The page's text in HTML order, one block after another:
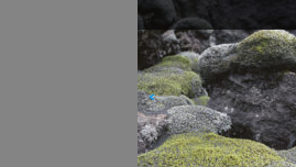
Michel Fickinger
<